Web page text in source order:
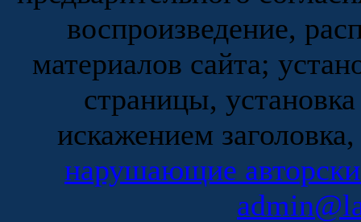
воспроизведение,
материалов сайта;
страницы,
искажением
нарушающие